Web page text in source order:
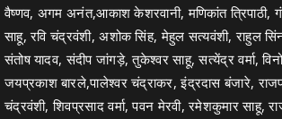
वैष्णव, अगम अनंत,आकाश केशरवानी, मणिकांत त्रिपाठी,
साहू, रवि चंद्रवंशी, अशोक सिंह, मेहुल सत्यवंशी, राहुल
संतोष यादव, संदीप जांगड़े, तुकेश्वर साहू, सत्येंद्र वर्मा,
जयप्रकाश बारले,पालेश्वर चंद्राकर, इंद्रदास बंजारे,
चंद्रवंशी, शिवप्रसाद वर्मा, पवन मेरवी, रमेशकुमार साहू,